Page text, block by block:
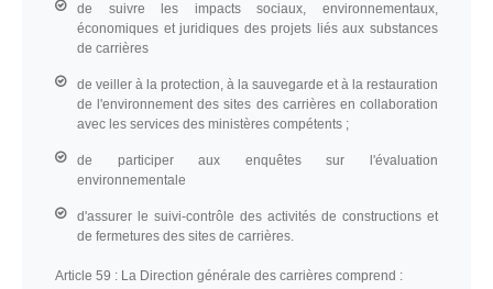
de suivre les impacts sociaux, environnementaux,
économiques et juridiques des projets liés aux substances
de carrières
de veiller à la protection, à la sauvegarde et à la restauration
de l'environnement des sites des carrières en collaboration
avec les services des ministères compétents ;
de participer aux enquêtes sur l'évaluation
environnementale
d'assurer le suivi-contrôle des activités de constructions et
de fermetures des sites de carrières.
Article 59 : La Direction générale des carrières comprend :